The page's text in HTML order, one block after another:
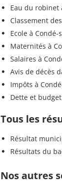
Eau du robinet
Classement
Ecole à Condé-
Maternités à
Salaires à
Avis de décès
Impôts à
Dette et
Tous les
Résultat
Résultats du
Nos autres